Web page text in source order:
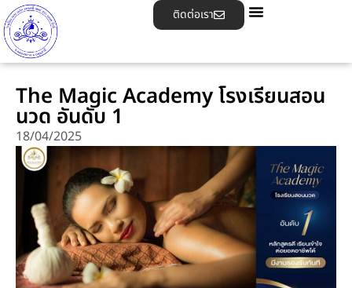
ติดต่อเรา
The Magic Academy โรงเรียนสอน
นวด อันดับ 1
18/04/2025